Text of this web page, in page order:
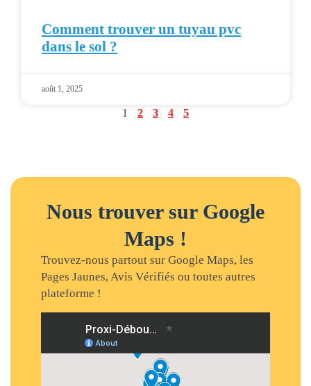
Comment trouver un tuyau pvc
dans le sol ?
août 1, 2025
1 2 3 4 5
Nous trouver sur Google
Maps !
Trouvez-nous partout sur Google Maps, les
Pages Jaunes, Avis Vérifiés ou toutes autres
plateforme !